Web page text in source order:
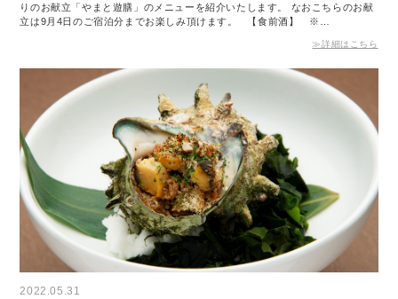
りのお献立「やまと遊膳」のメニューを紹介いたします。 なおこちらのお献
立は9月4日のご宿泊分までお楽しみ頂けます。 【食前酒】 ※…
≫詳細はこちら
2022.05.31